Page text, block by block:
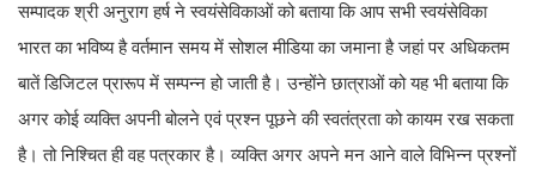
सम्पादक श्री अनुराग हर्ष ने स्वयंसेविकाओं को बताया कि आप सभी स्वयंसेविका
भारत का भविष्य है वर्तमान समय में सोशल मीडिया का जमाना है जहां पर अधिकतम
बातें डिजिटल प्रारूप में सम्पन्न हो जाती है। उन्होंने छात्राओं को यह भी बताया कि
अगर कोई व्यक्ति अपनी बोलने एवं प्रश्न पूछने की स्वतंत्रता को कायम रख सकता
है। तो निश्चित ही वह पत्रकार है। व्यक्ति अगर अपने मन आने वाले विभिन्न प्रश्नों